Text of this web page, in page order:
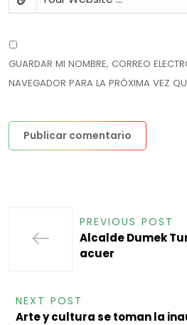
GUARDAR MI NOMBRE, CORREO
NAVEGADOR PARA LA PRÓXIMA VEZ
PREVIOUS POST
Alcalde Dumek
acuer
NEXT POST
Arte y cultura se toman la